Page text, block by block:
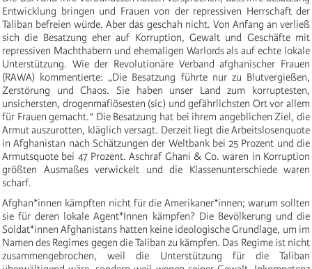
Entwicklung bringen und Frauen von der repressiven Herrschaft der
Taliban befreien würde. Aber das geschah nicht. Von Anfang an verließ
sich die Besatzung eher auf Korruption, Gewalt und Geschäfte mit
repressiven Machthabern und ehemaligen Warlords als auf echte lokale
Unterstützung. Wie der Revolutionäre Verband afghanischer Frauen
(RAWA) kommentierte: „Die Besatzung führte nur zu Blutvergießen,
Zerstörung und Chaos. Sie haben unser Land zum korruptesten,
unsichersten, drogenmafiösesten (sic) und gefährlichsten Ort vor allem
für Frauen gemacht.“ Die Besatzung hat bei ihrem angeblichen Ziel, die
Armut auszurotten, kläglich versagt. Derzeit liegt die Arbeitslosenquote
in Afghanistan nach Schätzungen der Weltbank bei 25 Prozent und die
Armutsquote bei 47 Prozent. Aschraf Ghani & Co. waren in Korruption
größten Ausmaßes verwickelt und die Klassenunterschiede waren
scharf.
Afghan*innen kämpften nicht für die Amerikaner*innen; warum sollten
sie für deren lokale Agent*Innen kämpfen? Die Bevölkerung und die
Soldat*innen Afghanistans hatten keine ideologische Grundlage, um im
Namen des Regimes gegen die Taliban zu kämpfen. Das Regime ist nicht
zusammengebrochen, weil die Unterstützung für die Taliban